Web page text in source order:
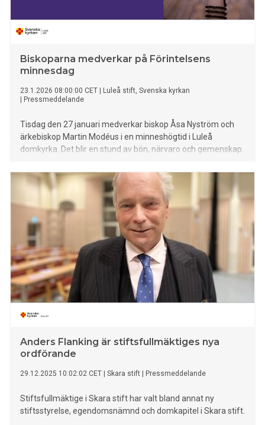
Biskoparna medverkar på Förintelsens
minnesdag
23.1.2026 08:00:00 CET
Luleå stift, Svenska kyrkan
Pressmeddelande
Tisdag den 27 januari medverkar biskop Åsa Nyström och
ärkebiskop Martin Modéus i en minneshögtid i Luleå
domkyrka. Det blir en stund av bön, närvaro och gemenskap.
Anders Flanking är stiftsfullmäktiges nya
ordförande
29.12.2025 10:02:02 CET Skara stift Pressmeddelande
Stiftsfullmäktige i Skara stift har valt bland annat ny
stiftsstyrelse, egendomsnämnd och domkapitel i Skara stift.